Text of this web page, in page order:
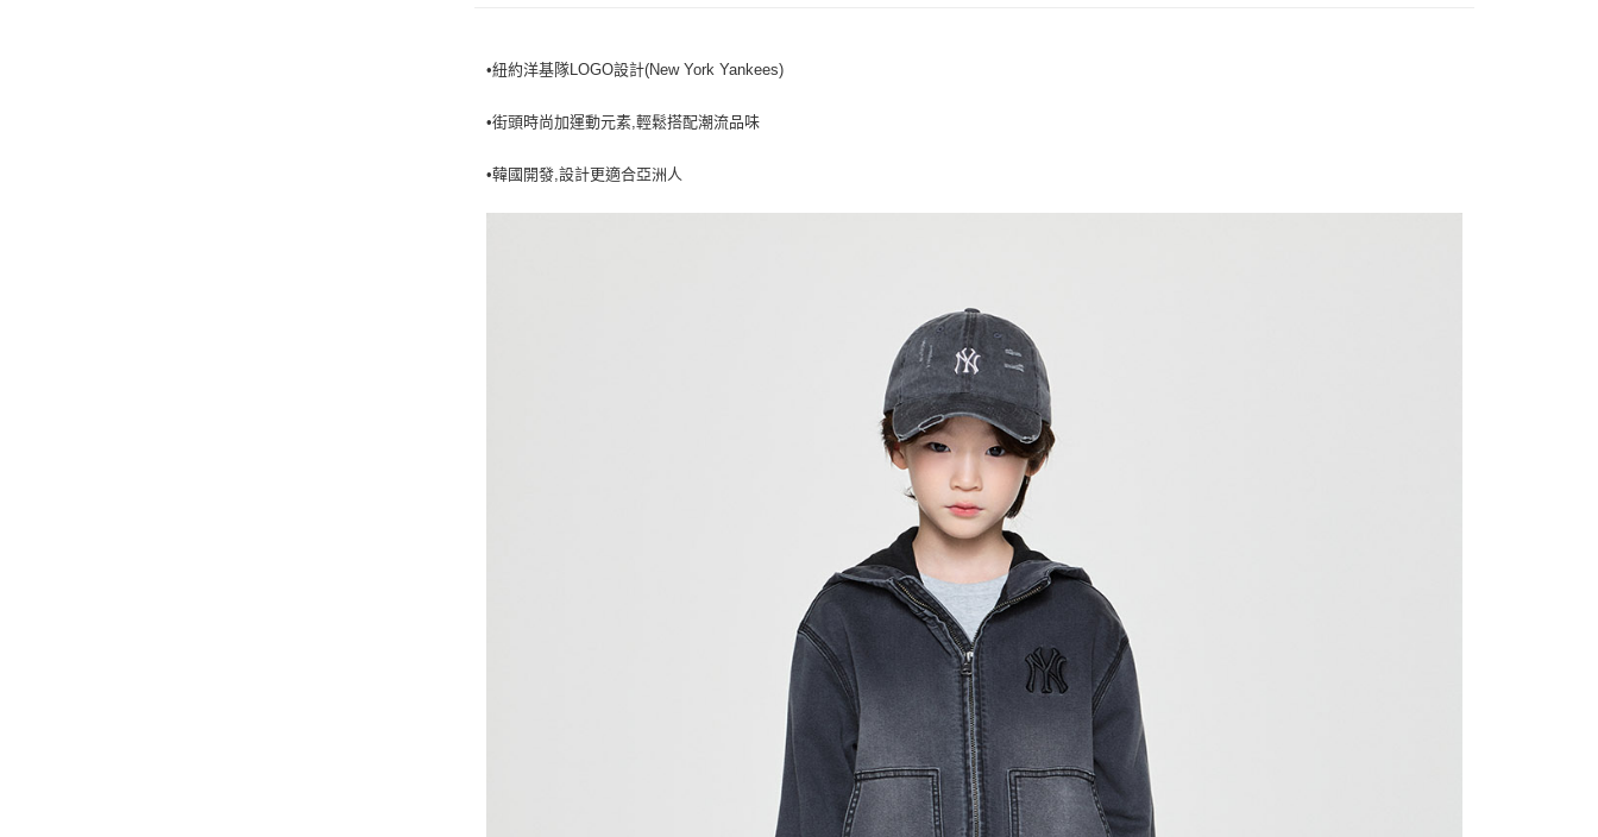
•紐約洋基隊LOGO設計(New York Yankees)
•街頭時尚加運動元素,輕鬆搭配潮流品味
•韓國開發,設計更適合亞洲人